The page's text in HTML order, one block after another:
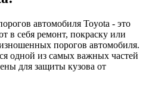
автомобиля Toyota - это
в себя ремонт, покраску или
порогов автомобиля.
одной из самых важных частей
для защиты кузова от